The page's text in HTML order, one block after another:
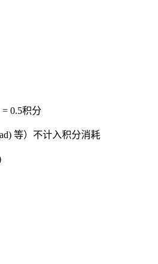
0.5积分
等）不计入积分消耗